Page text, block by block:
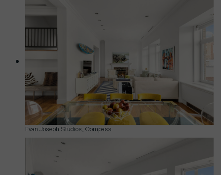
Evan Joseph Studios, Compass